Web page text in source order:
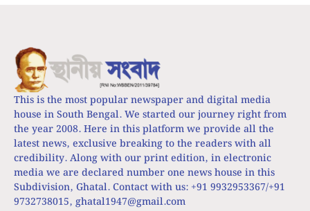
This is the most popular newspaper and digital media
house in South Bengal. We started our journey right from
the year 2008. Here in this platform we provide all the
latest news, exclusive breaking to the readers with all
credibility. Along with our print edition, in electronic
media we are declared number one news house in this
Subdivision, Ghatal. Contact with us: +91 9932953367/+91
9732738015, ghatal1947@gmail.com